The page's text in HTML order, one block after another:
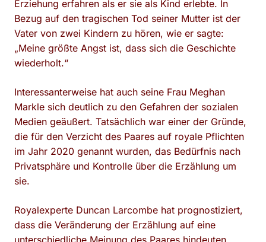
Erziehung erfahren als er sie als Kind erlebte. In
Bezug auf den tragischen Tod seiner Mutter ist der
Vater von zwei Kindern zu hören, wie er sagte:
„Meine größte Angst ist, dass sich die Geschichte
wiederholt.“
Interessanterweise hat auch seine Frau Meghan
Markle sich deutlich zu den Gefahren der sozialen
Medien geäußert. Tatsächlich war einer der Gründe,
die für den Verzicht des Paares auf royale Pflichten
im Jahr 2020 genannt wurden, das Bedürfnis nach
Privatsphäre und Kontrolle über die Erzählung um
sie.
Royalexperte Duncan Larcombe hat prognostiziert,
dass die Veränderung der Erzählung auf eine
unterschiedliche Meinung des Paares hindeuten